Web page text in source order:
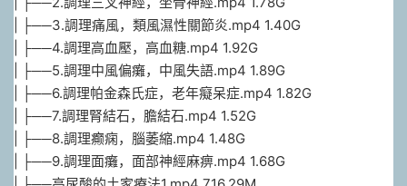
| ├──3.調理痛風，類風濕性關節炎.mp4 1.40G
| ├──4.調理高血壓，高血糖.mp4 1.92G
| ├──5.調理中風偏癱，中風失語.mp4 1.89G
| ├──6.調理帕金森氏症，老年癡呆症.mp4 1.82G
| ├──7.調理腎結石，膽結石.mp4 1.52G
| ├──8.調理癫痫，腦萎縮.mp4 1.48G
| ├──9.調理面癱，面部神經麻痹.mp4 1.68G